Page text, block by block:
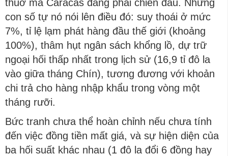
thuở mà Caracas đang phải chiến đấu. Những
con số tự nó nói lên điều đó: suy thoái ở mức
7%, tỉ lệ lạm phát hàng đầu thế giới (khoảng
100%), thâm hụt ngân sách khổng lồ, dự trữ
ngoại hối thấp nhất trong lịch sử (16,9 tỉ đô la
vào giữa tháng Chín), tương đương với khoản
chi trả cho hàng nhập khẩu trong vòng một
tháng rưỡi.
Bức tranh chưa thể hoàn chỉnh nếu chưa tính
đến việc đồng tiền mất giá, và sự hiện diện của
ba hối suất khác nhau (1 đô la đổi 6 đồng hay